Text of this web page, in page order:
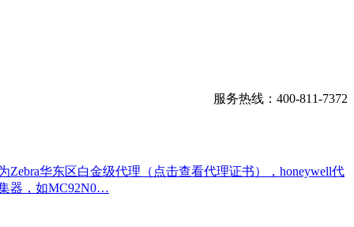
服务热线：400-811-7372
Zebra华东区白金级代理（点击查看代理证书），honeywell代
器，如MC92N0…